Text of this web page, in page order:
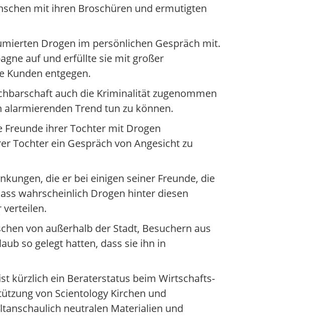
mit ihren Broschüren und ermutigten
Drogen im persönlichen Gespräch mit.
auf und erfüllte sie mit großer
Kunden entgegen.
auch die Kriminalität zugenommen
Trend tun zu können.
Freunde ihrer Tochter mit Drogen
Tochter ein Gespräch von Angesicht zu
die er bei einigen seiner Freunde, die
wahrscheinlich Drogen hinter diesen
verteilen.
von außerhalb der Stadt, Besuchern aus
so gelegt hatten, dass sie ihn in
kürzlich ein Beraterstatus beim Wirtschafts-
von Scientology Kirchen und
neutralen Materialien und